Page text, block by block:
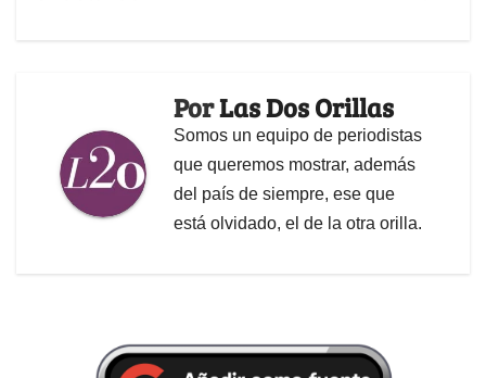
PorLas Dos Orillas
Somos un equipo de periodistas
que queremos mostrar, además
del país de siempre, ese que
está olvidado, el de la otra orilla.